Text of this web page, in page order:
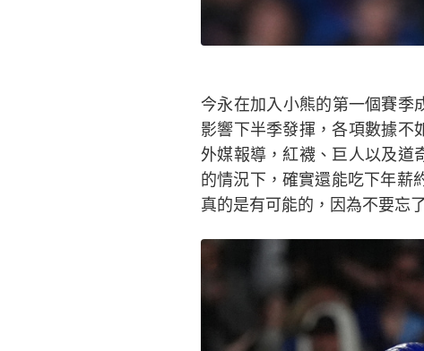
今永在加入小熊的第一個賽季
影響下半季發揮，各項數據不
外媒報導，紅襪、巨人以及道
的情況下，確實還能吃下年薪
真的是有可能的，因為不要忘